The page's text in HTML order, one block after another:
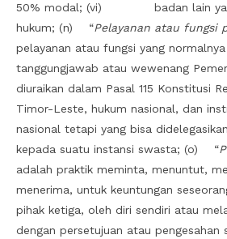
50% modal; (vi) badan lain
hukum; (n) “Pelayanan atau fungsi
pelayanan atau fungsi yang
tanggungjawab atau wewenang
diuraikan dalam Pasal 115 Konstitusi
Timor-Leste, hukum nasional, dan
nasional tetapi yang bisa
kepada suatu instansi swasta; (o) “
adalah praktik meminta, menuntut,
menerima, untuk keuntungan
pihak ketiga, oleh diri sendiri atau
dengan persetujuan atau pengesahan